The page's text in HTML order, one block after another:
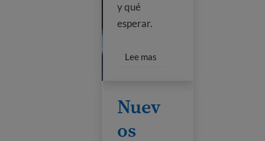
y qué
esperar.
Lee mas
Nuev
os